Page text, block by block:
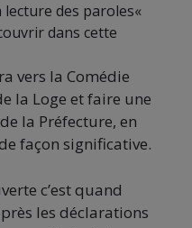
des paroles«
dans cette
vers la Comédie
la Loge et faire une
la Préfecture, en
façon significative.
c’est quand
les déclarations